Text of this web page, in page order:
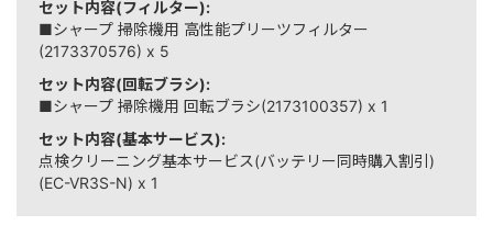
セット内容(フィルター):
■シャープ 掃除機用 高性能プリーツフィルター
(2173370576) x 5
セット内容(回転ブラシ):
■シャープ 掃除機用 回転ブラシ(2173100357) x 1
セット内容(基本サービス):
点検クリーニング基本サービス(バッテリー同時購入割引)
(EC-VR3S-N) x 1